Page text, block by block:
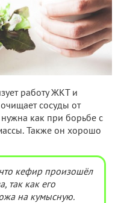
работу ЖКТ и
сосуды от
нужна как при борьбе с
Также он хорошо
кефир произошёл
так как его
на кумысную.